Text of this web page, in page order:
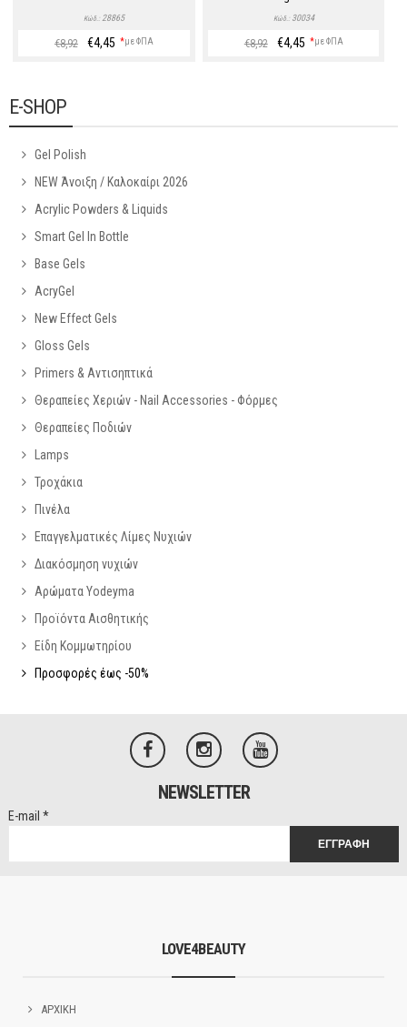
Κώδ.: 28865
€8,92 €4,45 *με ΦΠΑ
Κώδ.: 30034
€8,92 €4,45 *με ΦΠΑ
E-SHOP
Gel Polish
NEW Άνοιξη / Καλοκαίρι 2026
Acrylic Powders & Liquids
Smart Gel In Bottle
Base Gels
AcryGel
New Effect Gels
Gloss Gels
Primers & Αντισηπτικά
Θεραπείες Χεριών - Nail Accessories - Φόρμες
Θεραπείες Ποδιών
Lamps
Τροχάκια
Πινέλα
Επαγγελματικές Λίμες Νυχιών
Διακόσμηση νυχιών
Αρώματα Yodeyma
Προϊόντα Αισθητικής
Είδη Κομμωτηρίου
Προσφορές έως -50%
NEWSLETTER
E-mail *
LOVE4BEAUTY
ΑΡΧΙΚΗ